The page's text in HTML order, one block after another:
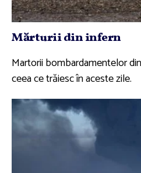
Mărturii din infern
Martorii bombardamentelor
ceea ce trăiesc în aceste zile.